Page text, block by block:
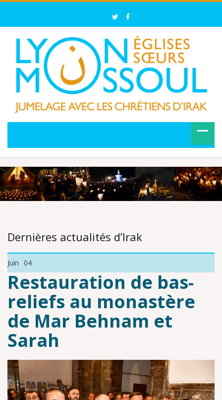
Dernières actualités d’Irak
Juin 04
Restauration de bas-
reliefs au monastère
de Mar Behnam et
Sarah